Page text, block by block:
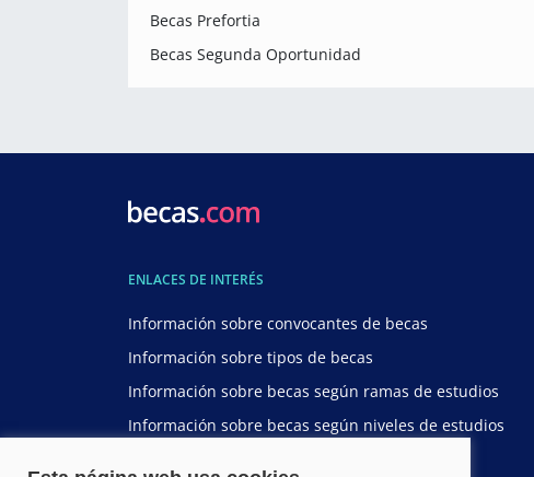
Becas Prefortia
Becas Segunda Oportunidad
ENLACES DE INTERÉS
Información sobre convocantes de becas
Información sobre tipos de becas
Información sobre becas según ramas de estudios
Información sobre becas según niveles de estudios